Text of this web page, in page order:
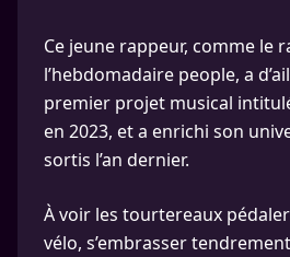
Ce jeune rappeur, comme le
l’hebdomadaire people, a
premier projet musical
en 2023, et a enrichi son
sortis l’an dernier.
À voir les tourtereaux
vélo, s’embrasser